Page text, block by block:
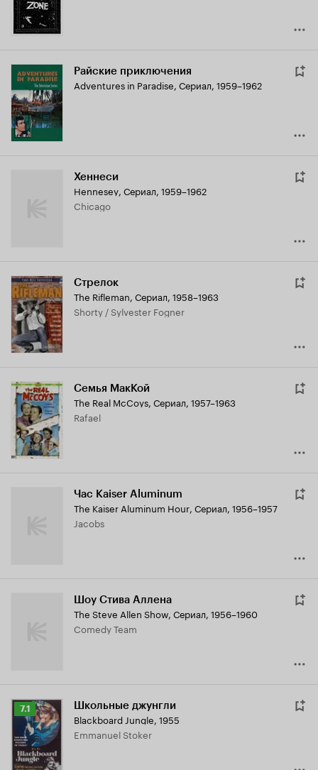
Райские приключения
Adventures in Paradise, Сериал, 1959–1962
Хеннеси
Hennesey, Сериал, 1959–1962
Chicago
Стрелок
The Rifleman, Сериал, 1958–1963
Shorty / Sylvester Fogner
Семья МакКой
The Real McCoys, Сериал, 1957–1963
Rafael
Час Kaiser Aluminum
The Kaiser Aluminum Hour, Сериал, 1956–1957
Jacobs
Шоу Стива Аллена
The Steve Allen Show, Сериал, 1956–1960
Comedy Team
Рейтинг
Кинопоиска
7.1
7.1 Школьные джунгли
Blackboard Jungle, 1955
Emmanuel Stoker